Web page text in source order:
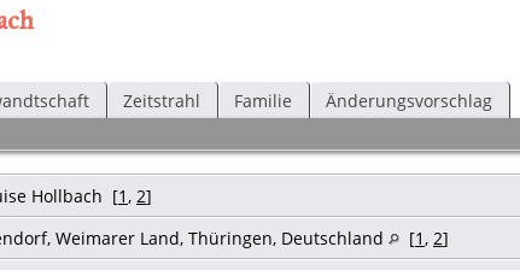
Zeitstrahl Familie Änderungsvorschlag
Hollbach [1 , 2]
Weimarer Land, Thüringen, Deutschland [1 , 2]